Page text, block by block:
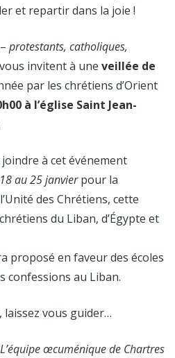
et repartir dans la joie !
protestants, catholiques,
invitent à une veillée de
par les chrétiens d’Orient
à l’église Saint Jean-
à cet événement
au 25 janvierpour la
des Chrétiens, cette
du Liban, d’Égypte et
proposé en faveur des écoles
confessions au Liban.
laissez vous guider…
L’équipe œcuménique de Chartres